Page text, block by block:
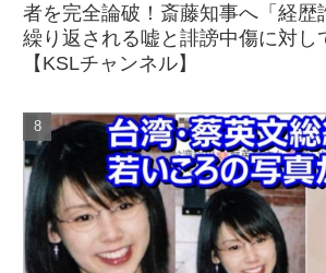
者を完全論破！斎藤知事へ「経歴
繰り返される嘘と誹謗中傷に対し
【KSLチャンネル】